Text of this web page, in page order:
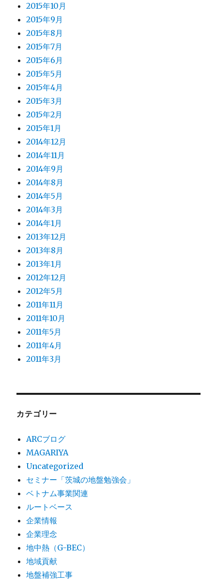
2015年10月
2015年9月
2015年8月
2015年7月
2015年6月
2015年5月
2015年4月
2015年3月
2015年2月
2015年1月
2014年12月
2014年11月
2014年9月
2014年8月
2014年5月
2014年3月
2014年1月
2013年12月
2013年8月
2013年1月
2012年12月
2012年5月
2011年11月
2011年10月
2011年5月
2011年4月
2011年3月
カテゴリー
ARCブログ
MAGARIYA
Uncategorized
セミナー「茨城の地盤勉強会」
ベトナム事業関連
ルートベース
企業情報
企業理念
地中熱（G-BEC）
地域貢献
地盤補強工事